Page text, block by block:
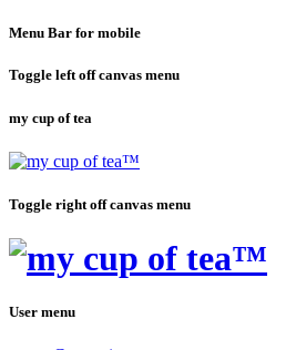
Menu Bar for mobile
Toggle left off canvas menu
my cup of tea
Toggle right off canvas menu
User menu